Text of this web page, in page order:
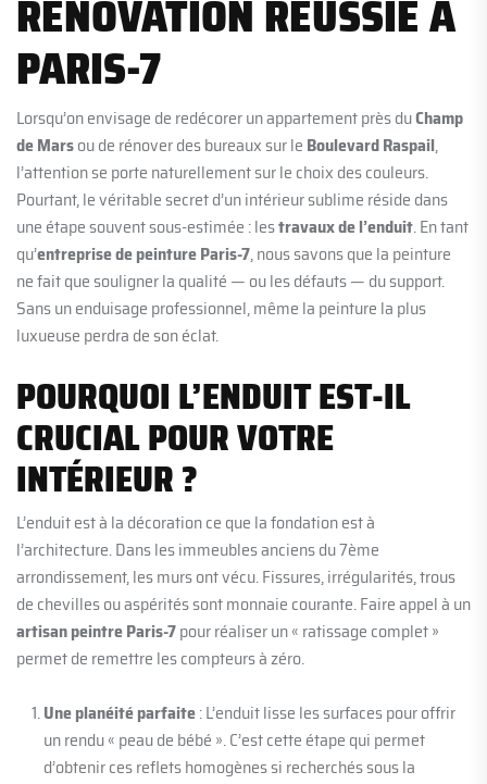
RÉNOVATION RÉUSSIE À
PARIS-7
Lorsqu’on envisage de redécorer un appartement près duChamp
de Marsou de rénover des bureaux sur le Boulevard Raspail,
l’attention se porte naturellement sur le choix des couleurs.
Pourtant, le véritable secret d’un intérieur sublime réside dans
une étape souvent sous-estimée : lestravaux de l’enduit. En tant
qu’entreprise de peinture Paris-7, nous savons que la peinture
ne fait que souligner la qualité — ou les défauts — du support.
Sans un enduisage professionnel, même la peinture la plus
luxueuse perdra de son éclat.
POURQUOI L’ENDUIT EST-IL
CRUCIAL POUR VOTRE
INTÉRIEUR ?
L’enduit est à la décoration ce que la fondation est à
l’architecture. Dans les immeubles anciens du 7ème
arrondissement, les murs ont vécu. Fissures, irrégularités, trous
de chevilles ou aspérités sont monnaie courante. Faire appel à un
artisan peintre Paris-7pour réaliser un « ratissage complet »
permet de remettre les compteurs à zéro.
Une planéité parfaite: L’enduit lisse les surfaces pour offrir
un rendu « peau de bébé ». C’est cette étape qui permet
d’obtenir ces reflets homogènes si recherchés sous la